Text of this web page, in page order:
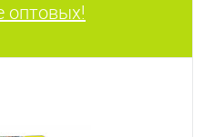
оптовых!